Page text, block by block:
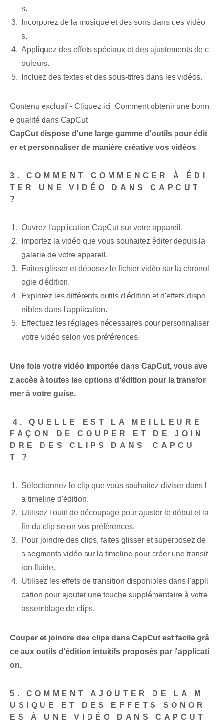
s.
Incorporez de la musique et des sons dans des vidéo
s.
Appliquez des effets spéciaux et des ajustements de c
ouleurs.
Incluez des textes et des sous-titres dans les vidéos.
Contenu exclusif - Cliquez ici Comment obtenir une bonn
e qualité dans CapCut
CapCut dispose d'une large gamme d'outils pour édit
er et personnaliser de manière créative vos vidéos.
3. COMMENT COMMENCER À ÉDI
TER UNE VIDÉO DANS CAPCUT
?
Ouvrez l'application CapCut sur votre appareil.
Importez la vidéo que vous souhaitez éditer depuis la
galerie de votre appareil.
Faites glisser et déposez le fichier vidéo sur la chronol
ogie d'édition.
Explorez les différents outils d'édition et d'effets dispo
nibles dans l'application.
Effectuez les réglages nécessaires pour personnaliser
votre vidéo selon vos préférences.
Une fois votre vidéo importée dans CapCut, vous ave
z accès à toutes les options d'édition pour la transfor
mer à votre guise.
⁤4. QUELLE EST LA MEILLEURE
FAÇON DE COUPER ET DE JOIN
DRE DES CLIPS DANS⁤ CAPCU
T ? ‍
Sélectionnez le clip que vous souhaitez diviser ‍dans‍ l
a ⁤timeline⁢ d'édition.
Utilisez l'outil de découpage pour ajuster le début et la
fin du clip selon vos préférences.
Pour joindre des clips, faites glisser et superposez de
s segments vidéo sur la timeline pour créer une transit
ion fluide.
Utilisez les effets de transition disponibles dans l'appli
cation pour ajouter une ‌touche supplémentaire⁤ à votre⁤
assemblage de clips.
Couper et joindre des clips dans CapCut est facile grâ
ce aux outils d'édition intuitifs proposés par l'applicati
on.
5. COMMENT AJOUTER DE LA M
USIQUE ET DES EFFETS SONOR
ES À UNE VIDÉO DANS CAPCUT